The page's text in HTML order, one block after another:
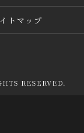
トマップ
RESERVED.